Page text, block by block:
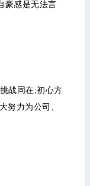
豪感是无法言
战同在;初心方
努力为公司、